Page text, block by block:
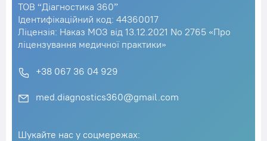
ТОВ “Діагностика 360”
Ідентифікаційний код: 44360017
Ліцензія: Наказ МОЗ від 13.12.2021 No 2765 «Про
ліцензування медичної практики»
+38 067 36 04 929
med.diagnostics360@gmail.com
Шукайте нас у соцмережах: